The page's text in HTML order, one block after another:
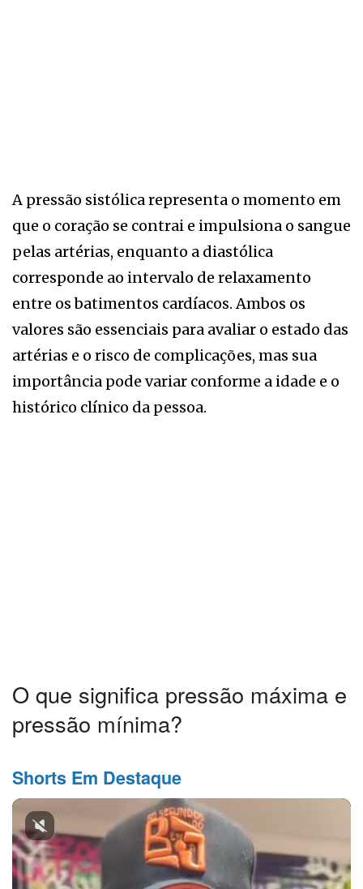
A pressão sistólica representa o momento em
que o coração se contrai e impulsiona o sangue
pelas artérias, enquanto a diastólica
corresponde ao intervalo de relaxamento
entre os batimentos cardíacos. Ambos os
valores são essenciais para avaliar o estado das
artérias e o risco de complicações, mas sua
importância pode variar conforme a idade e o
histórico clínico da pessoa.
O que significa pressão máxima e
pressão mínima?
Shorts Em Destaque